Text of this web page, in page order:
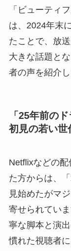
「ビューティ
は、2024年末
たことで、放
大きな話題と
者の声を紹介し
「25年前の
初見の若い世
Netflixなどの
た方からは、
見始めたがマ
寄せられてい
寧な脚本と演
慣れた視聴者